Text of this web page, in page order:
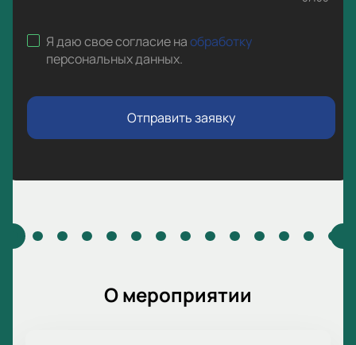
Я даю свое согласие наобработку
персональных данных.
Отправить заявку
О мероприятии